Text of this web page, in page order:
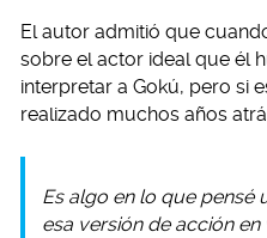
El autor admitió que
sobre el actor ideal que él
interpretar a Gokú, pero si
realizado muchos años
Es algo en lo que pensé
esa versión de acción